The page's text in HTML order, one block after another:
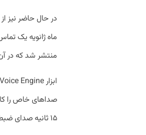
در حال حاضر نیز
ماه ژانویه یک
منتشر شد که در
صداهای خاص را
۱۵ ثانیه صدای ضبط شده از فرد نیاز دارد.